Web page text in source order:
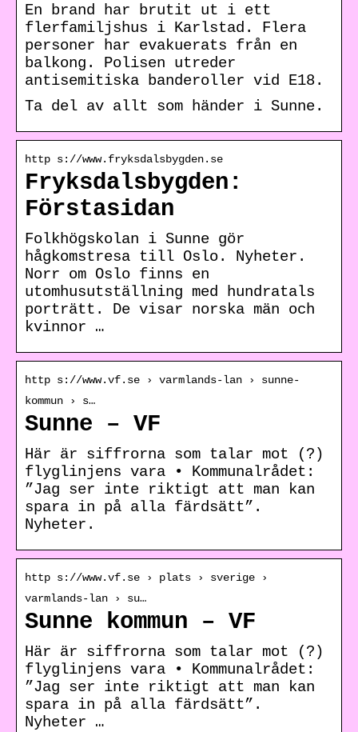
En brand har brutit ut i ett
flerfamiljshus i Karlstad. Flera
personer har evakuerats från en
balkong. Polisen utreder
antisemitiska banderoller vid E18.
Ta del av allt som händer i Sunne.
http s://www.fryksdalsbygden.se
Fryksdalsbygden:
Förstasidan
Folkhögskolan i Sunne gör
hågkomstresa till Oslo. Nyheter.
Norr om Oslo finns en
utomhusutställning med hundratals
porträtt. De visar norska män och
kvinnor …
http s://www.vf.se › varmlands-lan › sunne-
kommun › s…
Sunne – VF
Här är siffrorna som talar mot (?)
flyglinjens vara • Kommunalrådet:
”Jag ser inte riktigt att man kan
spara in på alla färdsätt”.
Nyheter.
http s://www.vf.se › plats › sverige ›
varmlands-lan › su…
Sunne kommun – VF
Här är siffrorna som talar mot (?)
flyglinjens vara • Kommunalrådet:
”Jag ser inte riktigt att man kan
spara in på alla färdsätt”.
Nyheter …